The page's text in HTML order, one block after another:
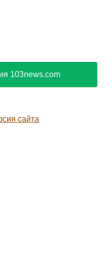
103news.com
сайта